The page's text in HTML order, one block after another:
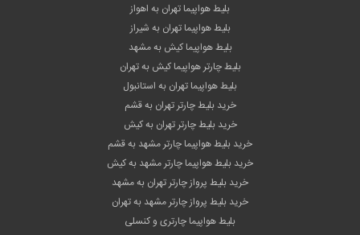
بلیط هواپیما تهران به اهواز
بلیط هواپیما تهران به شیراز
بلیط هواپیما کیش به مشهد
بلیط چارتر هواپیما کیش به تهران
بلیط هواپیما تهران به استانبول
خرید بلیط چارتر تهران به قشم
خرید بلیط چارتر تهران به کیش
خرید بلیط هواپیما چارتر مشهد به قشم
خرید بلیط هواپیما چارتر مشهد به کیش
خرید بلیط پرواز چارتر تهران به مشهد
خرید بلیط پرواز چارتر مشهد به تهران
بلیط هواپیما چارتری و کنسلی